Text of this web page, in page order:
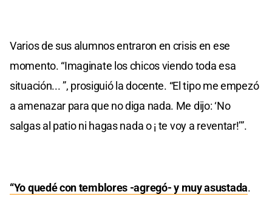
Varios de sus alumnos entraron en crisis en ese
momento. “Imaginate los chicos viendo toda esa
situación... ”, prosiguió la docente. “El tipo me empezó
a amenazar para que no diga nada. Me dijo: ‘No
salgas al patio ni hagas nada o ¡ te voy a reventar!’”.
“Yo quedé con temblores -agregó- y muy asustada.